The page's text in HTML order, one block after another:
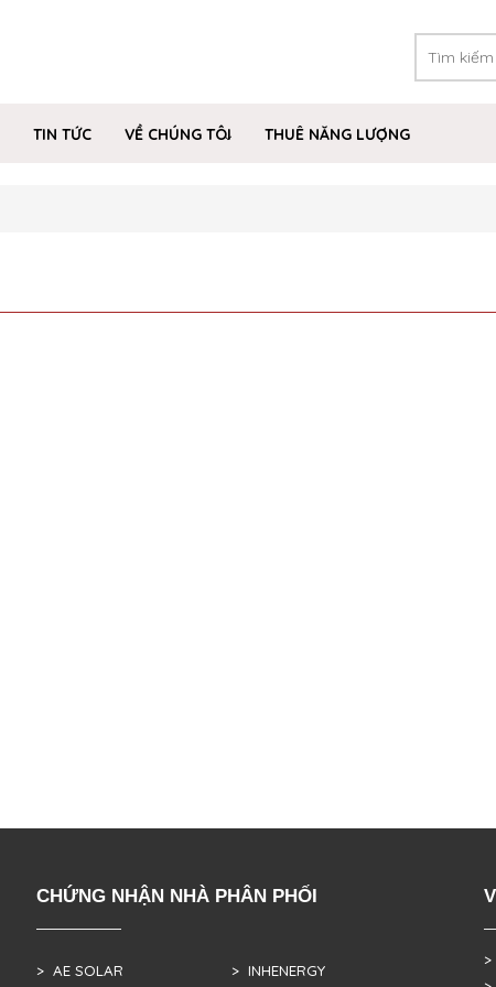
TIN TỨC VỀ CHÚNG TÔI
THUÊ NĂNG LƯỢNG
CHỨNG NHẬN NHÀ PHÂN PHỐI
> AE SOLAR > INHENERGY
>